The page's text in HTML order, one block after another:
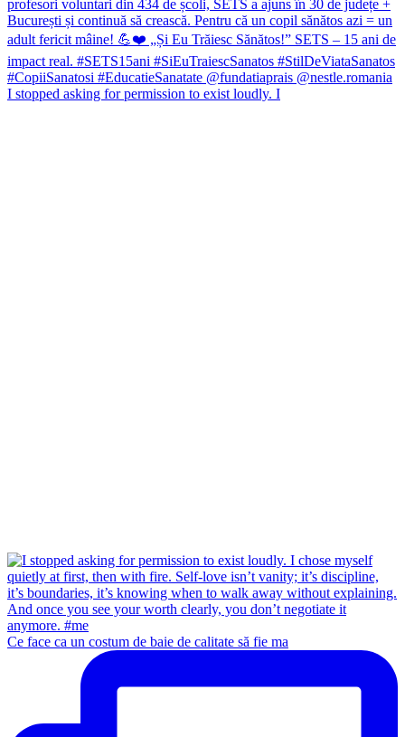
I stopped asking for permission to exist loudly. I
Ce face ca un costum de baie de calitate să fie ma